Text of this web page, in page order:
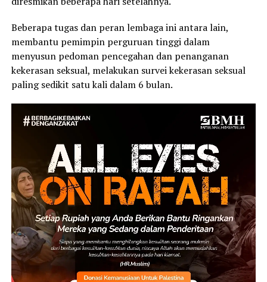
Beberapa tugas dan peran lembaga ini antara lain,
membantu pemimpin perguruan tinggi dalam
menyusun pedoman pencegahan dan penanganan
kekerasan seksual, melakukan survei kekerasan seksual
paling sedikit satu kali dalam 6 bulan.